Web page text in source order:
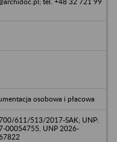
osobowa i płacowa
611/513/2017-SAK; UNP:
00054755, UNP 2026-